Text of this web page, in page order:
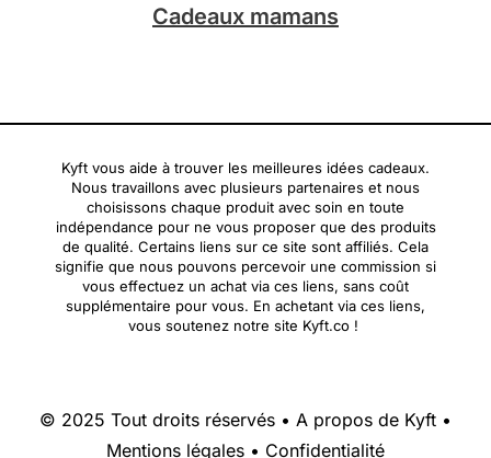
Cadeaux mamans
Kyft vous aide à trouver les meilleures idées cadeaux.
Nous travaillons avec plusieurs partenaires et nous
choisissons chaque produit avec soin en toute
indépendance pour ne vous proposer que des produits
de qualité. Certains liens sur ce site sont affiliés. Cela
signifie que nous pouvons percevoir une commission si
vous effectuez un achat via ces liens, sans coût
supplémentaire pour vous. En achetant via ces liens,
vous soutenez notre site Kyft.co !
© 2025 Tout droits réservés • A propos de Kyft •
Mentions légales • Confidentialité